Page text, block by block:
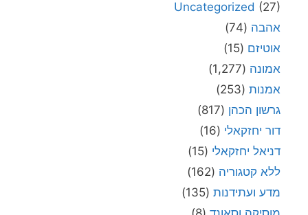
Uncategorized (27)
אהבה (74)
אוטיזם (15)
אמונה (1,277)
אמנות (253)
גרשון הכהן (817)
דור יחזקאלי (16)
דניאל יחזקאלי (15)
ללא קטגוריה (162)
מדע ועתידנות (135)